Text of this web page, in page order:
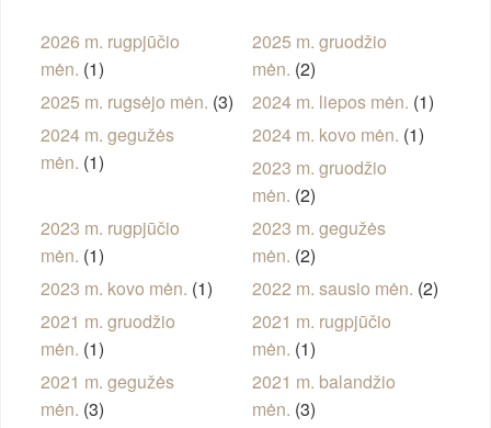
2026 m. rugpjūčio
mėn. (1)
2025 m. gruodžio
mėn. (2)
2025 m. rugsėjo mėn. (3) 2024 m. liepos mėn. (1)
2024 m. gegužės
mėn. (1)
2024 m. kovo mėn. (1)
2023 m. gruodžio
mėn. (2)
2023 m. rugpjūčio
mėn. (1)
2023 m. gegužės
mėn. (2)
2023 m. kovo mėn. (1) 2022 m. sausio mėn. (2)
2021 m. gruodžio
mėn. (1)
2021 m. rugpjūčio
mėn. (1)
2021 m. gegužės
mėn. (3)
2021 m. balandžio
mėn. (3)